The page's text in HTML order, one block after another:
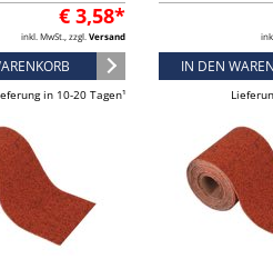
€ 3,58*
inkl. MwSt., zzgl. Versand
in 10-20 Tagen¹
IN DEN